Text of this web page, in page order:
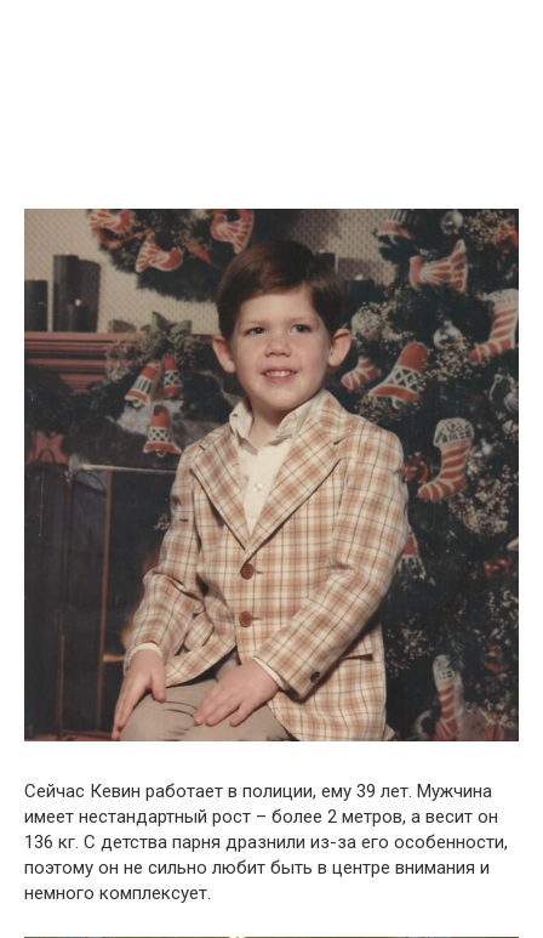
Сейчас Кевин работает в полиции, ему 39 лет. Мужчина
имеет нестандартный рост – более 2 метров, а весит он
136 кг. С детства парня дразнили из-за его особенности,
поэтому он не сильно любит быть в центре внимания и
немного комплексует.